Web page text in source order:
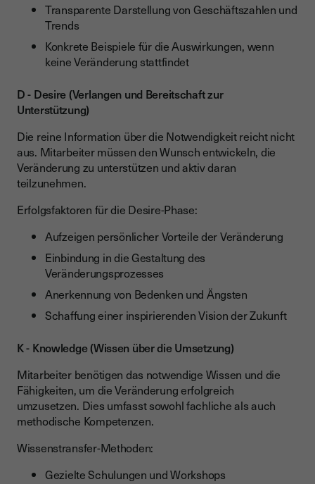
Transparente Darstellung von Geschäftszahlen und
Trends
Konkrete Beispiele für die Auswirkungen, wenn
keine Veränderung stattfindet
D - Desire (Verlangen und Bereitschaft zur
Unterstützung)
Die reine Information über die Notwendigkeit reicht nicht
aus. Mitarbeiter müssen den Wunsch entwickeln, die
Veränderung zu unterstützen und aktiv daran
teilzunehmen.
Erfolgsfaktoren für die Desire-Phase:
Aufzeigen persönlicher Vorteile der Veränderung
Einbindung in die Gestaltung des
Veränderungsprozesses
Anerkennung von Bedenken und Ängsten
Schaffung einer inspirierenden Vision der Zukunft
K - Knowledge (Wissen über die Umsetzung)
Mitarbeiter benötigen das notwendige Wissen und die
Fähigkeiten, um die Veränderung erfolgreich
umzusetzen. Dies umfasst sowohl fachliche als auch
methodische Kompetenzen.
Wissenstransfer-Methoden:
Gezielte Schulungen und Workshops